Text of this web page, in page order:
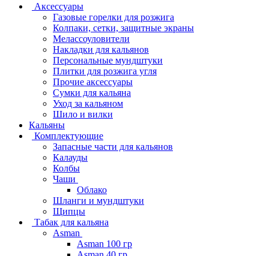
Аксессуары
Газовые горелки для розжига
Колпаки, сетки, защитные экраны
Мелассоуловители
Накладки для кальянов
Персональные мундштуки
Плитки для розжига угля
Прочие аксессуары
Сумки для кальяна
Уход за кальяном
Шило и вилки
Кальяны
Комплектующие
Запасные части для кальянов
Калауды
Колбы
Чаши
Облако
Шланги и мундштуки
Щипцы
Табак для кальяна
Asman
Asman 100 гр